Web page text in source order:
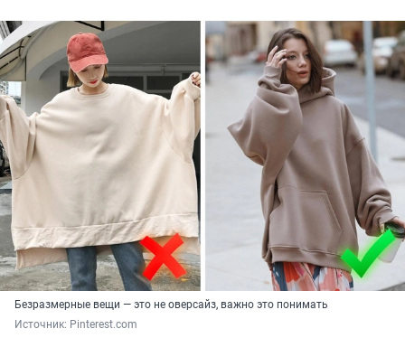
Безразмерные вещи — это не оверсайз, важно это понимать
Источник: Pinterest.com